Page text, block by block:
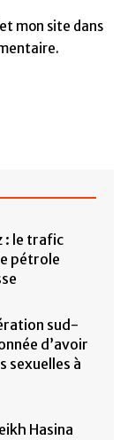
mon site dans
: le trafic
pétrole
sud-
d’avoir
sexuelles à
Hasina